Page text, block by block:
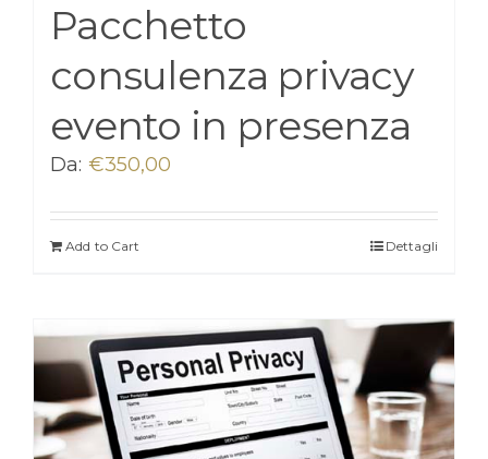
Pacchetto
consulenza privacy
evento in presenza
Da: €350,00
Add to Cart Dettagli